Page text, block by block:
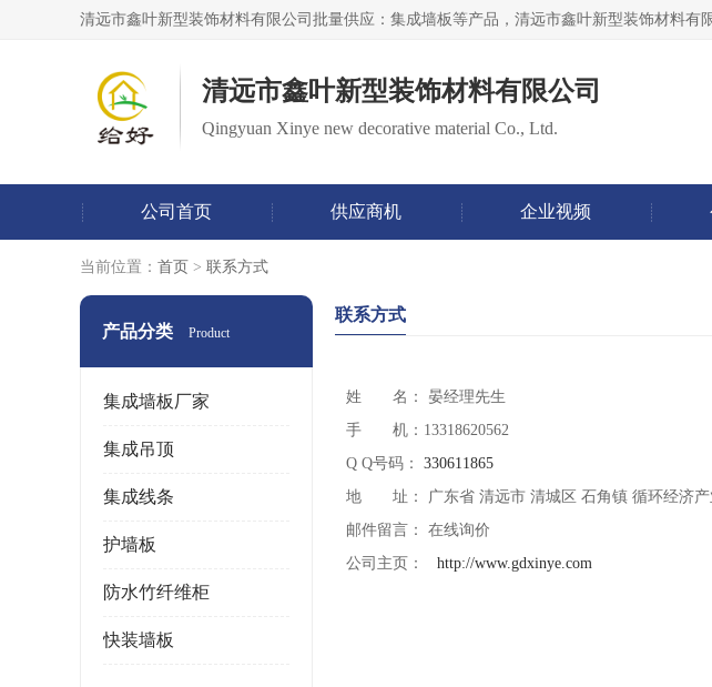
清远市鑫叶新型装饰材料有限公司
Qingyuan Xinye new decorative material Co., Ltd.
公司首页 供应商机 企业视频
当前位置： 首页 > 联系方式
产品分类 Product
集成墙板厂家
集成吊顶
集成线条
护墙板
防水竹纤维柜
快装墙板
联系方式
姓 名： 晏经理先生
手 机：13318620562
Q Q号码： 330611865
地 址： 广东省 清远市 清城区 石角镇 循环经济产
邮件留言： 在线询价
公司主页： http://www.gdxinye.com